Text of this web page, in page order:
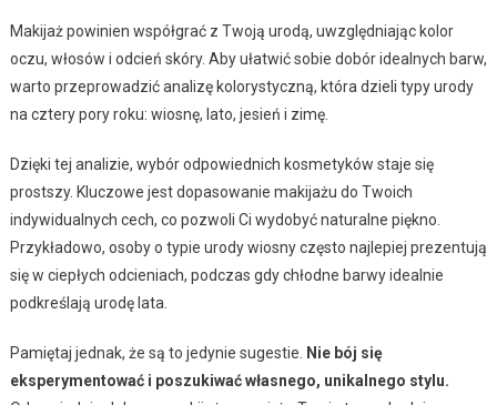
Makijaż powinien współgrać z Twoją urodą, uwzględniając kolor
oczu, włosów i odcień skóry. Aby ułatwić sobie dobór idealnych barw,
warto przeprowadzić analizę kolorystyczną, która dzieli typy urody
na cztery pory roku: wiosnę, lato, jesień i zimę.
Dzięki tej analizie, wybór odpowiednich kosmetyków staje się
prostszy. Kluczowe jest dopasowanie makijażu do Twoich
indywidualnych cech, co pozwoli Ci wydobyć naturalne piękno.
Przykładowo, osoby o typie urody wiosny często najlepiej prezentują
się w ciepłych odcieniach, podczas gdy chłodne barwy idealnie
podkreślają urodę lata.
Pamiętaj jednak, że są to jedynie sugestie.
Nie bój się
eksperymentować i poszukiwać własnego, unikalnego stylu.